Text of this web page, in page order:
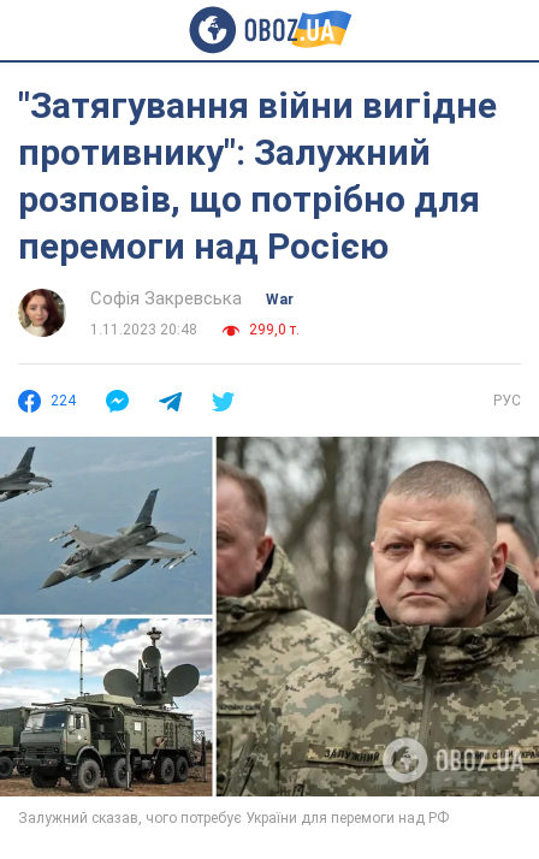
"Затягування війни вигідне
противнику": Залужний
розповів, що потрібно для
перемоги над Росією
Софія Закревська
War
1.11.2023 20:48
299,0 т.
224 РУС